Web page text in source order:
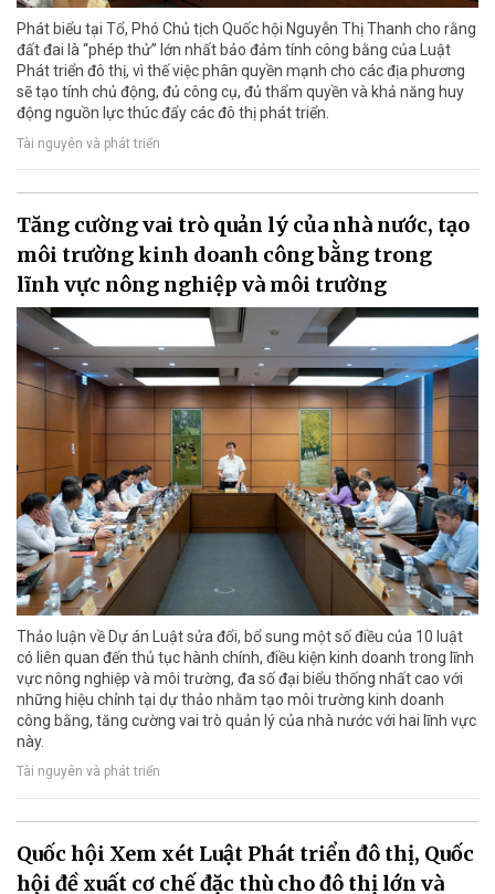
Phát biểu tại Tổ, Phó Chủ tịch Quốc hội Nguyễn Thị Thanh cho rằng
đất đai là “phép thử” lớn nhất bảo đảm tính công bằng của Luật
Phát triển đô thị, vì thế việc phân quyền mạnh cho các địa phương
sẽ tạo tính chủ động, đủ công cụ, đủ thẩm quyền và khả năng huy
động nguồn lực thúc đẩy các đô thị phát triển.
Tài nguyên và phát triển
Tăng cường vai trò quản lý của nhà nước, tạo
môi trường kinh doanh công bằng trong
lĩnh vực nông nghiệp và môi trường
Thảo luận về Dự án Luật sửa đổi, bổ sung một số điều của 10 luật
có liên quan đến thủ tục hành chính, điều kiện kinh doanh trong lĩnh
vực nông nghiệp và môi trường, đa số đại biểu thống nhất cao với
những hiệu chỉnh tại dự thảo nhằm tạo môi trường kinh doanh
công bằng, tăng cường vai trò quản lý của nhà nước với hai lĩnh vực
này.
Tài nguyên và phát triển
Quốc hội Xem xét Luật Phát triển đô thị, Quốc
hội đề xuất cơ chế đặc thù cho đô thị lớn và